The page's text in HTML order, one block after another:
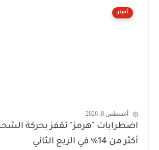
أخبار
أغسطس 8, 2026
اضطرابات "هرمز" تقفز بحركة
أكثر من 14% في الربع الثاني